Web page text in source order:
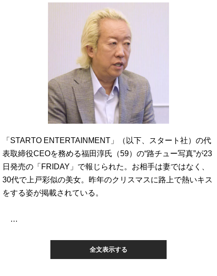
「STARTO ENTERTAINMENT」（以下、スタート社）の代
表取締役CEOを務める福田淳氏（59）の“路チュー写真”が23
日発売の「FRIDAY」で報じられた。お相手は妻ではなく、
30代で上戸彩似の美女。昨年のクリスマスに路上で熱いキス
をする姿が掲載されている。
…
全文表示する